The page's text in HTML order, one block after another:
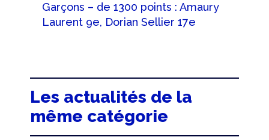
Garçons – de 1300 points : Amaury
Laurent 9e, Dorian Sellier 17e
Les actualités de la
même catégorie